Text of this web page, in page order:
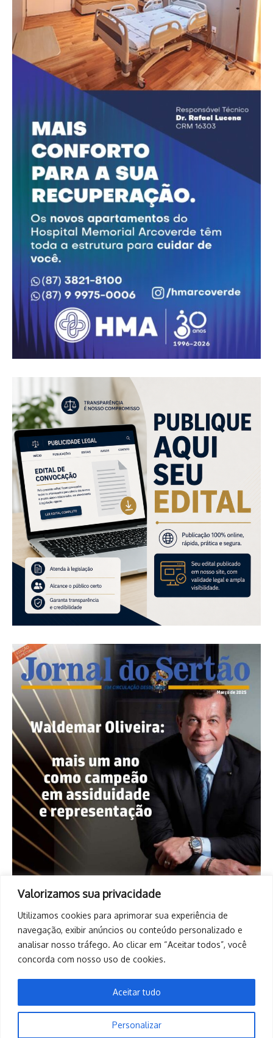
Valorizamos sua privacidade
Utilizamos cookies para aprimorar sua experiência de
navegação, exibir anúncios ou conteúdo personalizado e
analisar nosso tráfego. Ao clicar em “Aceitar todos”, você
concorda com nosso uso de cookies.
Personalizar
Aceitar tudo